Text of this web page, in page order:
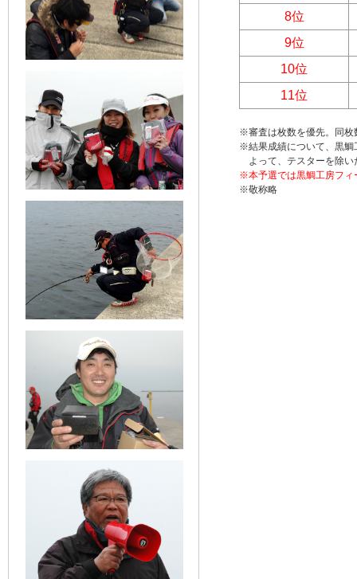
8位
9位
10位
11位
※審査は枚数を優先。同枚
※結果成績について、黒鯛
よって、テスターを除
※本予選では黒鯛工房フィ
※敬称略